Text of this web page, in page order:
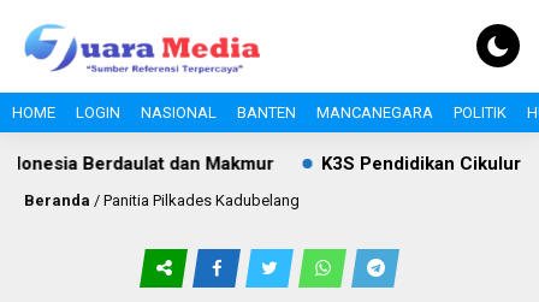
HOME LOGIN NASIONAL BANTEN MANCANEGARA POLITIK
Berdaulat dan Makmur K3S Pendidikan Cikulur
Beranda / Panitia Pilkades Kadubelang